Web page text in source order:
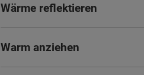
Wärme reflektieren
Warm anziehen